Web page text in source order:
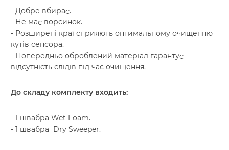
- Добре вбирає.
- Не має ворсинок.
- Розширені краї сприяють оптимальному очищенню
кутів сенсора.
- Попередньо оброблений матеріал гарантує
відсутність слідів під час очищення.
До складу комплекту входить:
- 1 швабра Wet Foam.
- 1 швабра Dry Sweeper.